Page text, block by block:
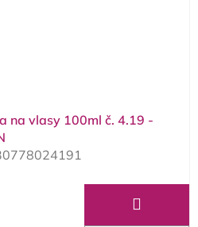
na vlasy 100ml č. 4.19 -